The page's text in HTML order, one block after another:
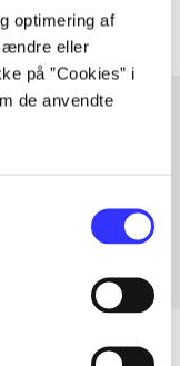
optimering af
ændre eller
på ”Cookies” i
de anvendte